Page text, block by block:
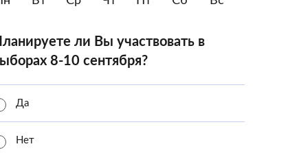
ли Вы участвовать в
8-10 сентября?
Да
Нет